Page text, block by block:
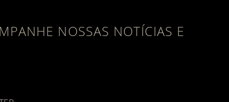
NOSSAS NOTÍCIAS E